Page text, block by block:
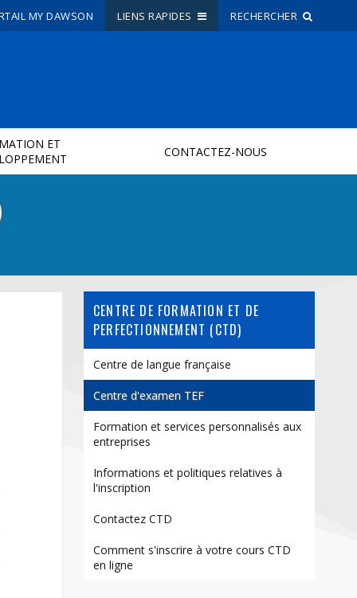
MY DAWSON LIENS RAPIDES RECHERCHER
ET
CONTACTEZ-NOUS
CENTRE DE FORMATION ET DE
PERFECTIONNEMENT (CTD)
Centre de langue française
Centre d'examen TEF
Formation et services personnalisés aux
entreprises
Informations et politiques relatives à
l'inscription
Contactez CTD
Comment s'inscrire à votre cours CTD
en ligne
Recherche sur le site
EN
Comment postuler